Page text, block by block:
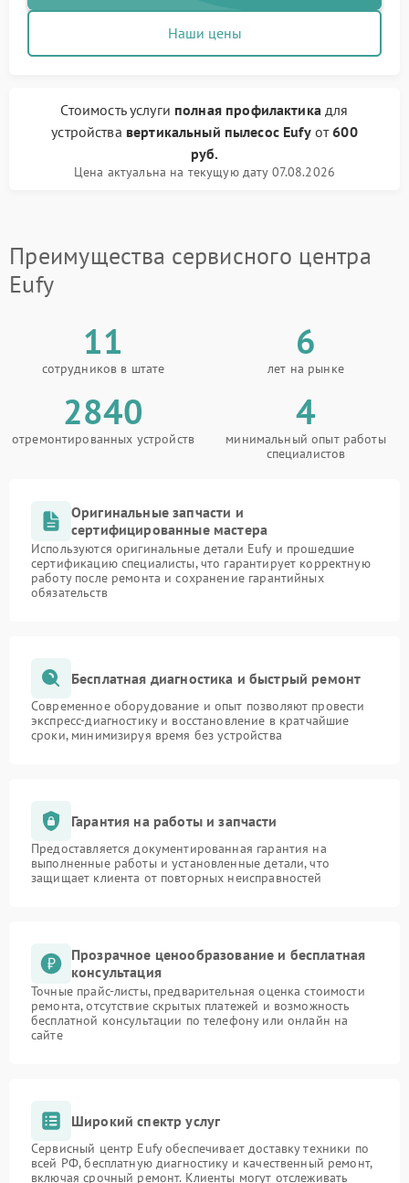
Наши цены
Стоимость услуги полная профилактикадля
устройства вертикальный пылесос Eufyот600
руб.
Цена актуальна на текущую дату 07.08.2026
Преимущества сервисного центра
Eufy
11
сотрудников в штате
6
лет на рынке
2840
отремонтированных устройств
4
минимальный опыт работы
специалистов
Оригинальные запчасти и
сертифицированные мастера
Используются оригинальные детали Eufy и прошедшие
сертификацию специалисты, что гарантирует корректную
работу после ремонта и сохранение гарантийных
обязательств
Бесплатная диагностика и быстрый ремонт
Современное оборудование и опыт позволяют провести
экспресс-диагностику и восстановление в кратчайшие
сроки, минимизируя время без устройства
Гарантия на работы и запчасти
Предоставляется документированная гарантия на
выполненные работы и установленные детали, что
защищает клиента от повторных неисправностей
Прозрачное ценообразование и бесплатная
консультация
Точные прайс-листы, предварительная оценка стоимости
ремонта, отсутствие скрытых платежей и возможность
бесплатной консультации по телефону или онлайн на
сайте
Широкий спектр услуг
Сервисный центр Eufy обеспечивает доставку техники по
всей РФ, бесплатную диагностику и качественный ремонт,
включая срочный ремонт. Клиенты могут отслеживать